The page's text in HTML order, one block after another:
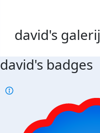
david's galerij
david's badges